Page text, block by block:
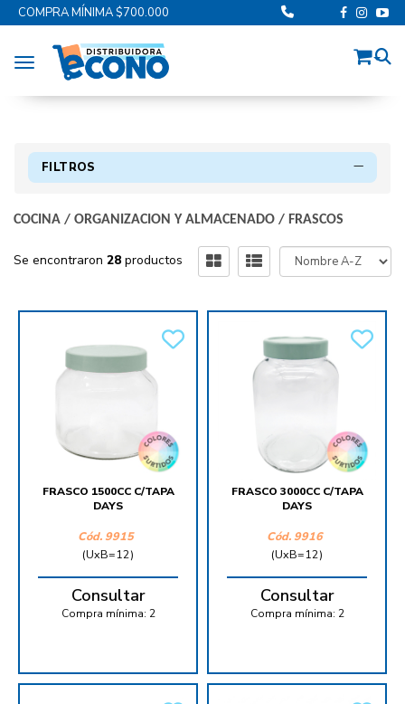
COMPRA MÍNIMA $700.000
Toggle navigation
FILTROS
COCINA / ORGANIZACION Y ALMACENADO / FRASCOS
Se encontraron 28 productos
FRASCO 1500CC C/TAPA
DAYS
Cód. 9915
(UxB=12)
Consultar
Compra mínima: 2
FRASCO 3000CC C/TAPA
DAYS
Cód. 9916
(UxB=12)
Consultar
Compra mínima: 2